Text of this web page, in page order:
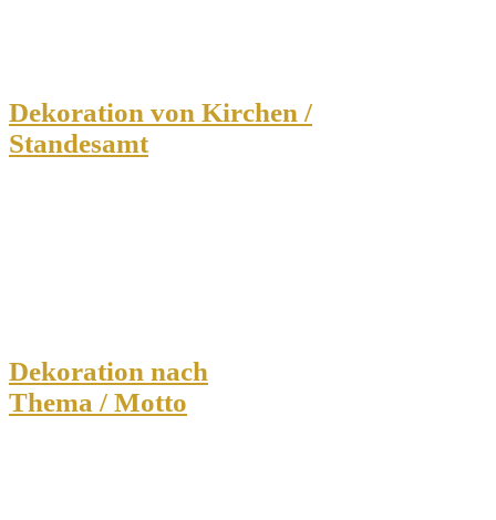
Dekoration von Kirchen /
Standesamt
Dekoration nach
Thema / Motto